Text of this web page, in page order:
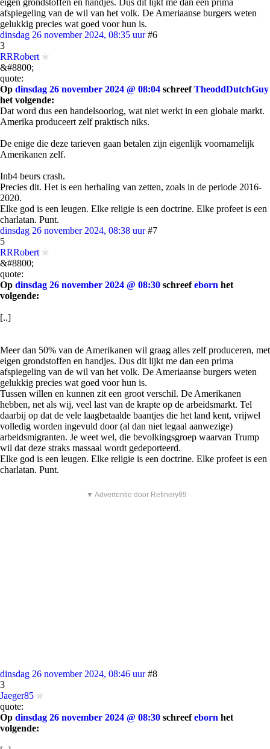
eigen grondstoffen en handjes. Dus dit lijkt me dan een prima
afspiegeling van de wil van het volk. De Ameriaanse burgers weten
gelukkig precies wat goed voor hun is.
dinsdag 26 november 2024, 08:35 uur #6
3
RRRobert
&#8800;
quote:
Op dinsdag 26 november 2024 @ 08:04 schreefTheoddDutchGuy
het volgende:
Dat word dus een handelsoorlog, wat niet werkt in een globale markt.
Amerika produceert zelf praktisch niks.
De enige die deze tarieven gaan betalen zijn eigenlijk voornamelijk
Amerikanen zelf.
Inb4 beurs crash.
Precies dit. Het is een herhaling van zetten, zoals in de periode 2016-
2020.
Elke god is een leugen. Elke religie is een doctrine. Elke profeet is een
charlatan. Punt.
dinsdag 26 november 2024, 08:38 uur #7
5
RRRobert
&#8800;
quote:
Op dinsdag 26 november 2024 @ 08:30 schreefeborn het
volgende:
[..]
Meer dan 50% van de Amerikanen wil graag alles zelf produceren, met
eigen grondstoffen en handjes. Dus dit lijkt me dan een prima
afspiegeling van de wil van het volk. De Ameriaanse burgers weten
gelukkig precies wat goed voor hun is.
Tussen willen en kunnen zit een groot verschil. De Amerikanen
hebben, net als wij, veel last van de krapte op de arbeidsmarkt. Tel
daarbij op dat de vele laagbetaalde baantjes die het land kent, vrijwel
volledig worden ingevuld door (al dan niet legaal aanwezige)
arbeidsmigranten. Je weet wel, die bevolkingsgroep waarvan Trump
wil dat deze straks massaal wordt gedeporteerd.
Elke god is een leugen. Elke religie is een doctrine. Elke profeet is een
charlatan. Punt.
▼ Advertentie door Refinery89
dinsdag 26 november 2024, 08:46 uur #8
3
Jaeger85
quote:
Op dinsdag 26 november 2024 @ 08:30 schreefeborn het
volgende: